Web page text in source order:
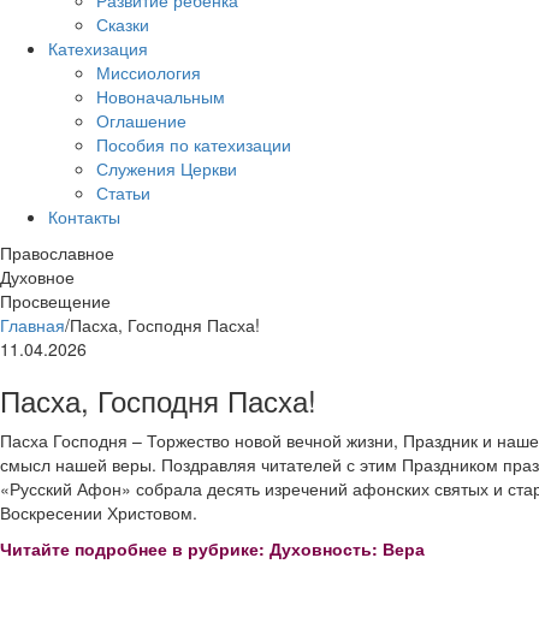
Сказки
Катехизация
Миссиология
Новоначальным
Оглашение
Пособия по катехизации
Служения Церкви
Статьи
Контакты
Православное
Духовное
Просвещение
Главная/Пасха, Господня Пасха!
11.04.2026
Пасха, Господня Пасха!
Пасха Господня – Торжество новой вечной жизни, Праздник и
смысл нашей веры. Поздравляя читателей с этим Праздником
«Русский Афон» собрала десять изречений афонских святых и
Воскресении Христовом.
Читайте подробнее в рубрике: Духовность: Вера